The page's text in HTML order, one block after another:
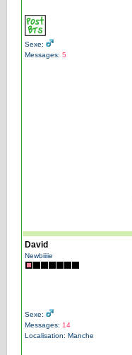
Sexe:
Messages: 5
David
Newbiiiie
Sexe:
Messages: 14
Localisation: Manche